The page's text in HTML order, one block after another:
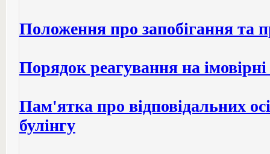
Положення про запобігання та
Порядок реагування на
Пам'ятка про відповідальних
булінгу